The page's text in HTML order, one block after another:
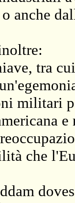
anche
tra
militari
che